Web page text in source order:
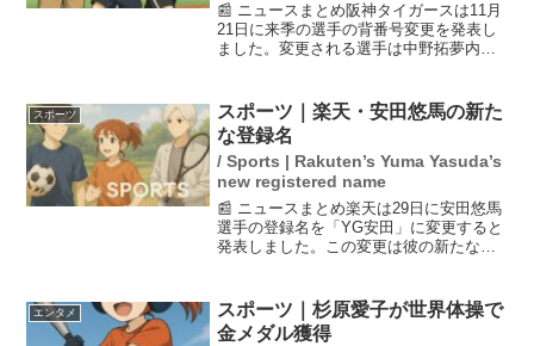
📰 ニュースまとめ阪神タイガースは11月
21日に来季の選手の背番号変更を発表し
ました。変更される選手は中野拓夢内野
という新番号が与えられました。今回の
発表は6...
スポーツ
スポーツ｜楽天・安田悠馬の新た
な登録名
/ Sports | Rakuten’s Yuma Yasuda’s
new registered name
📰 ニュースまとめ楽天は29日に安田悠馬
選手の登録名を「YG安田」に変更すると
発表しました。この変更は彼の新たなス
の背番号35を継承することが決まりまし
た。これらの変更...
エンタメ
スポーツ｜杉原愛子が世界体操で
金メダル獲得